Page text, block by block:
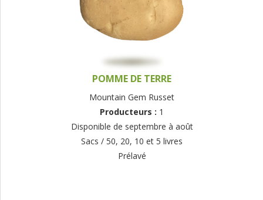
POMME DE TERRE
Mountain Gem Russet
Producteurs : 1
Disponible de septembre à août
Sacs / 50, 20, 10 et 5 livres
Prélavé